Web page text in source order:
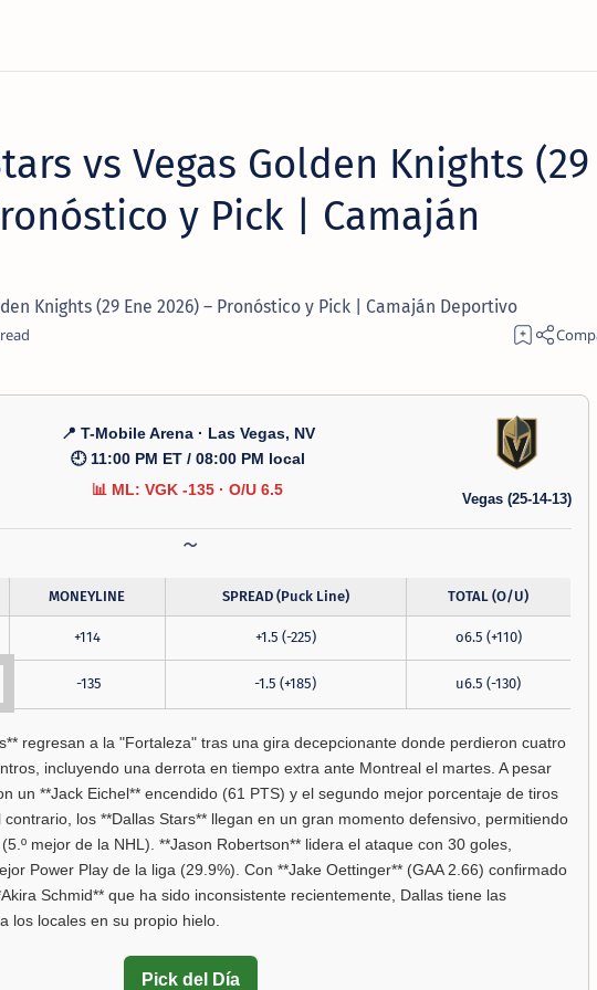
vs Vegas Golden Knights (29
y Pick | Camaján
Knights (29 Ene 2026) – Pronóstico y Pick | Camaján Deportivo
📍 T-Mobile Arena · Las Vegas, NV
🕘 11:00 PM ET / 08:00 PM local
📊 ML: VGK -135 · O/U 6.5
Vegas (25-14-13)
MONEYLINE SPREAD (Puck Line) TOTAL (O/U)
+114 +1.5 (-225) o6.5 (+110)
-135 -1.5 (+185) u6.5 (-130)
regresan a la "Fortaleza" tras una gira decepcionante donde perdieron cuatro
incluyendo una derrota en tiempo extra ante Montreal el martes. A pesar
un **Jack Eichel** encendido (61 PTS) y el segundo mejor porcentaje de tiros
los **Dallas Stars** llegan en un gran momento defensivo, permitiendo
mejor de la NHL). **Jason Robertson** lidera el ataque con 30 goles,
Power Play de la liga (29.9%). Con **Jake Oettinger** (GAA 2.66) confirmado
Schmid** que ha sido inconsistente recientemente, Dallas tiene las
los locales en su propio hielo.
Pick del Día